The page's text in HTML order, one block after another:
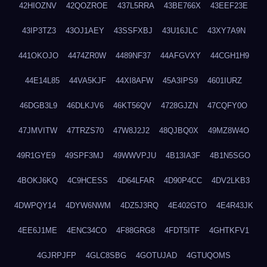
42HIOZNV 42QOZROE 437L5RRA 43BE766X 43EEF23E
43IP3TZ3 43OJ1AEY 43SSFXBJ 43U16JLC 43XY7A9N
441OKOJO 4474ZR0W 4489NF37 44AFGVXY 44CGH1H9
44E14L85 44VA5KJF 44XI8AFW 45A3IPS9 4601IURZ
46DGB3L9 46DLKJV6 46KT56QV 4728GJZN 47CQFY0O
47JMVITW 47TRZS70 47W8J2J2 48QJBQ0X 49MZ8W4O
49R1GYE9 49SPF3MJ 49WWVPJU 4B13IA3F 4B1N5SGO
4BOKJ6KQ 4C9HCESS 4D64LFAR 4D90P4CC 4DV2LKB3
4DWPQY14 4DYW6NWM 4DZ5J3RQ 4E402GTO 4E4R43JK
4EE6J1ME 4ENC34CO 4F88GRG8 4FDT5ITF 4GHTKFV1
4GJRPJFP 4GLC8SBG 4GOTUJAD 4GTUQOMS